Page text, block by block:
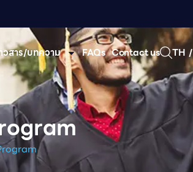
วสาร/บทความ FAQs Contact us TH /